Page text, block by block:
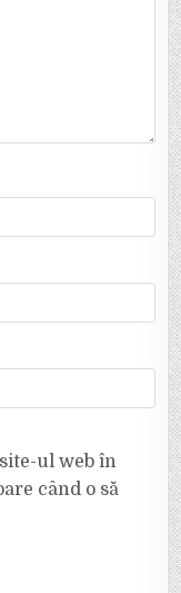
ul web în
când o să